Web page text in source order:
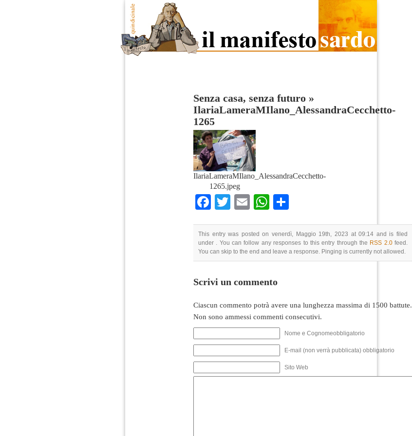
Senza casa, senza futuro »
IlariaLameraMIlano_AlessandraCecchetto-
1265
IlariaLameraMIlano_AlessandraCecchetto-
1265.jpeg
Facebook
TwitterEmailWhatsApp
This entry was posted on venerdì, Maggio 19th, 2023 at 09:14 and is filed
under . You can follow any responses to this entry through the RSS 2.0feed.
You can skip to the end and leave a response. Pinging is currently not allowed.
Scrivi un commento
Ciascun commento potrà avere una lunghezza massima di 1500 battute.
Non sono ammessi commenti consecutivi.
Nome e Cognomeobbligatorio
E-mail (non verrà pubblicata) obbligatorio
Sito Web